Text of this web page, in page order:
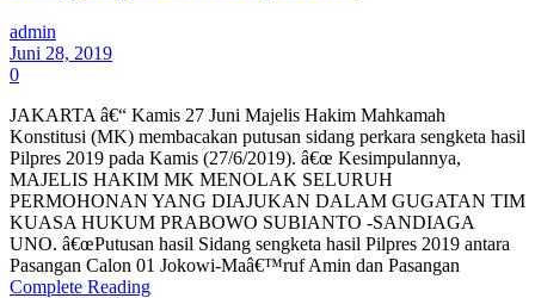
admin
Juni 28, 2019
0
JAKARTA â€“ Kamis 27 Juni Majelis Hakim Mahkamah
Konstitusi (MK) membacakan putusan sidang perkara sengketa hasil
Pilpres 2019 pada Kamis (27/6/2019). â€œ Kesimpulannya,
MAJELIS HAKIM MK MENOLAK SELURUH
PERMOHONAN YANG DIAJUKAN DALAM GUGATAN TIM
KUASA HUKUM PRABOWO SUBIANTO -SANDIAGA
UNO. â€œPutusan hasil Sidang sengketa hasil Pilpres 2019 antara
Pasangan Calon 01 Jokowi-Maâ€™ruf Amin dan Pasangan
Complete Reading